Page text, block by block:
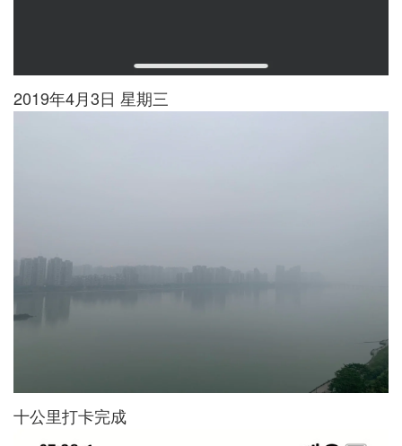
2019年4月3日 星期三
十公里打卡完成